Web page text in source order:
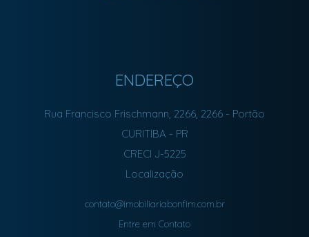
ENDEREÇO
Rua Francisco Frischmann, 2266, 2266 - Portão
CURITIBA - PR
CRECI J-5225
Localização
contato@imobiliariabonfim.com.br
Entre em Contato